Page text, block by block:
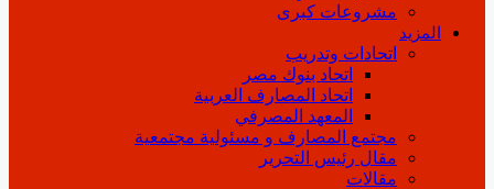
مشروعات كبرى
المزيد
اتحادات وتدريب
اتحاد بنوك مصر
اتحاد المصارف العربية
المعهد المصرفي
مجتمع المصارف و مسئولية مجتمعية
مقال رئيس التحرير
مقالات